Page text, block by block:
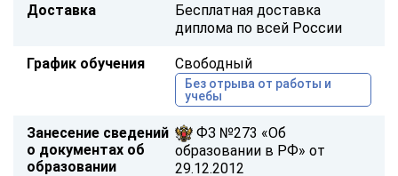
Доставка
Бесплатная доставка
диплома по всей России
График обучения Свободный
Без отрыва от работы и
учебы
Занесение сведений
о документах об
образовании
ФЗ №273 «Об
образовании в РФ» от
29.12.2012